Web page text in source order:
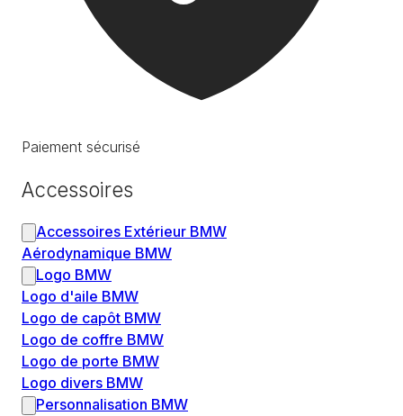
Paiement sécurisé
Accessoires
Accessoires Extérieur BMW
Aérodynamique BMW
Logo BMW
Logo d'aile BMW
Logo de capôt BMW
Logo de coffre BMW
Logo de porte BMW
Logo divers BMW
Personnalisation BMW